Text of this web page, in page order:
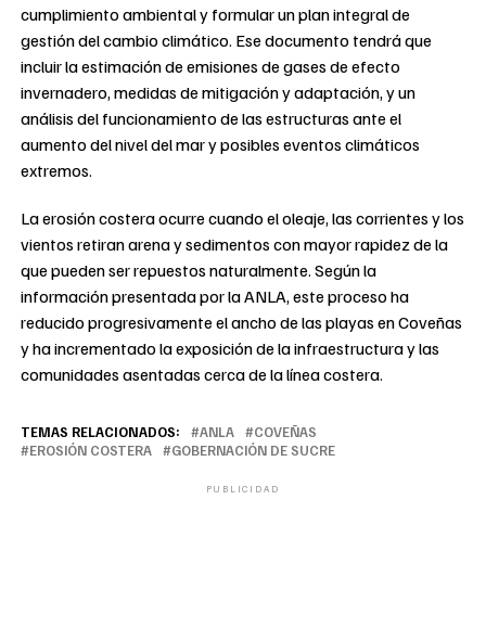
cumplimiento ambiental y formular un plan integral de
gestión del cambio climático. Ese documento tendrá que
incluir la estimación de emisiones de gases de efecto
invernadero, medidas de mitigación y adaptación, y un
análisis del funcionamiento de las estructuras ante el
aumento del nivel del mar y posibles eventos climáticos
extremos.
La erosión costera ocurre cuando el oleaje, las corrientes y los
vientos retiran arena y sedimentos con mayor rapidez de la
que pueden ser repuestos naturalmente. Según la
información presentada por la ANLA, este proceso ha
reducido progresivamente el ancho de las playas en Coveñas
y ha incrementado la exposición de la infraestructura y las
comunidades asentadas cerca de la línea costera.
TEMAS RELACIONADOS: ANLA
COVEÑAS
EROSIÓN COSTERA
GOBERNACIÓN DE SUCRE
PUBLICIDAD